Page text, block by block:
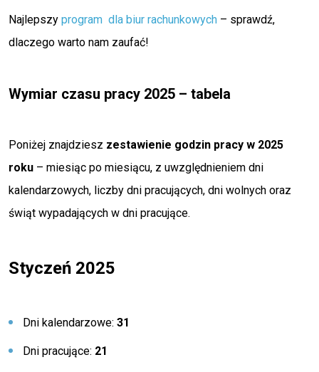
Najlepszy program dla biur rachunkowych – sprawdź,
dlaczego warto nam zaufać!
Wymiar czasu pracy 2025 – tabela
Poniżej znajdziesz zestawienie godzin pracy w 2025
roku – miesiąc po miesiącu, z uwzględnieniem dni
kalendarzowych, liczby dni pracujących, dni wolnych oraz
świąt wypadających w dni pracujące.
Styczeń 2025
Dni kalendarzowe: 31
Dni pracujące: 21